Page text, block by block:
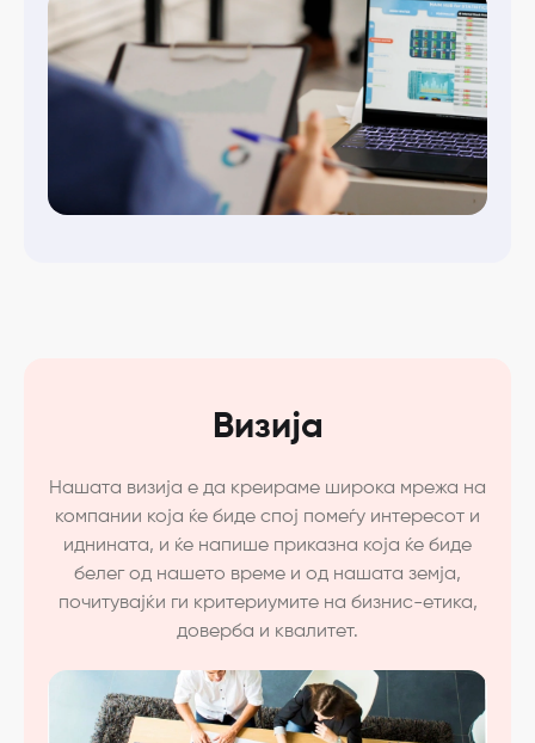
Визија
Нашата визија е да креираме широка мрежа на
компании која ќе биде спој помеѓу интересот и
иднината, и ќе напише приказна која ќе биде
белег од нашето време и од нашата земја,
почитувајќи ги критериумите на бизнис-етика,
доверба и квалитет.